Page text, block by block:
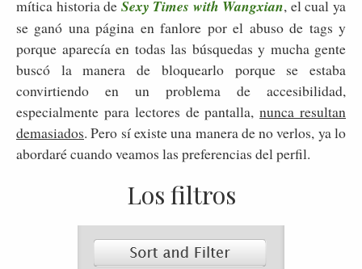
mítica historia de Sexy Times with Wangxian, el cual ya
se ganó una página en fanlore por el abuso de tags y
porque aparecía en todas las búsquedas y mucha gente
buscó la manera de bloquearlo porque se estaba
convirtiendo en un problema de accesibilidad,
especialmente para lectores de pantalla,nunca resultan
demasiados. Pero sí existe una manera de no verlos, ya lo
abordaré cuando veamos las preferencias del perfil.
Los filtros